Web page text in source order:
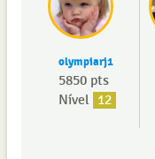
olympiarj1
5850 pts
Nível 12